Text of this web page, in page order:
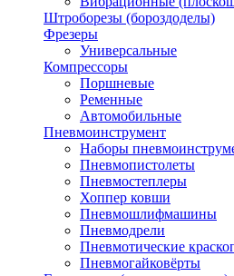
Штроборезы (бороздоделы)
Фрезеры
Универсальные
Компрессоры
Поршневые
Ременные
Автомобильные
Пневмоинструмент
Наборы
Пневмопистолеты
Пневмостеплеры
Хоппер ковши
Пневмошлифмашины
Пневмодрели
Пневмотические
Пневмогайковёрты